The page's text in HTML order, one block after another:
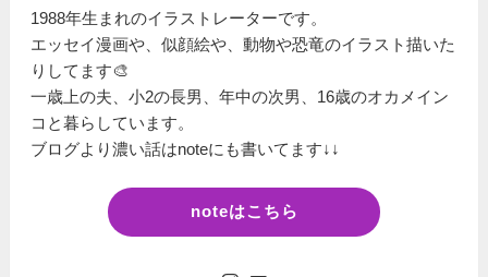
1988年生まれのイラストレーターです。
エッセイ漫画や、似顔絵や、動物や恐竜のイラスト描いた
りしてます🎨
一歳上の夫、小2の長男、年中の次男、16歳のオカメイン
コと暮らしています。
ブログより濃い話はnoteにも書いてます↓↓
noteはこちら